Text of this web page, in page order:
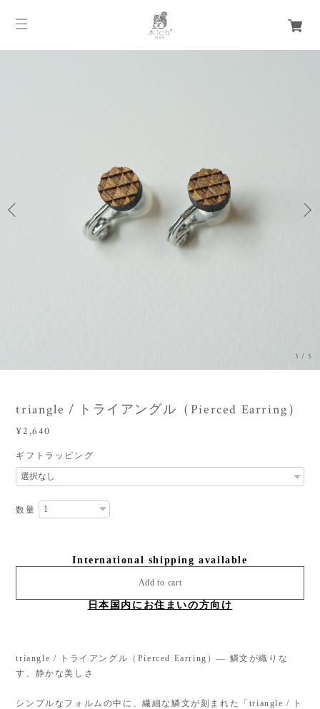
3 /5
triangle / トライアングル（Pierced Earring）
¥2,640
ギフトラッピング
数量
International shipping available
Add to cart
日本国内にお住まいの方向け
triangle / トライアングル（Pierced Earring）— 鱗文が織りな
す、静かな美しさ
シンプルなフォルムの中に、繊細な鱗文が刻まれた「triangle / ト